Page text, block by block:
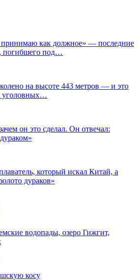
как должное» — последние
погибшего под…
на высоте 443 метров — и это
уголовных…
он это сделал. Он отвечал:
который искал Китай, а
дураков»
водопады, озеро Гижгит,
косу